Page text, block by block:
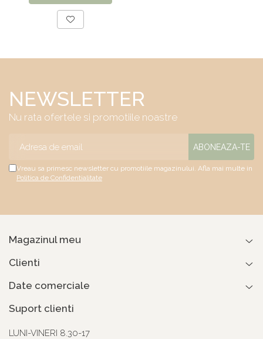
NEWSLETTER
Nu rata ofertele si promotiile noastre
Vreau sa primesc newsletter cu promotiile magazinului. Afla mai multe in
Politica de Confidentialitate
Magazinul meu
Clienti
Date comerciale
Suport clienti
LUNI-VINERI 8.30-17